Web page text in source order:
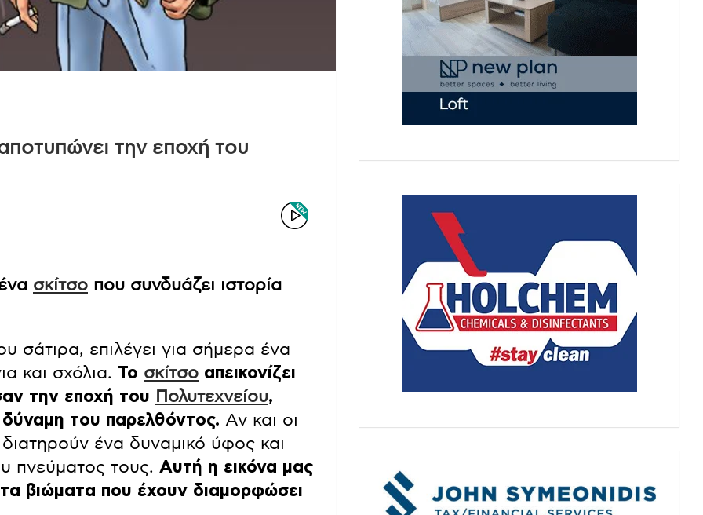
την εποχή του
σκίτσο που συνδυάζει ιστορία
σάτιρα, επιλέγει για σήμερα ένα
και σχόλια. Το σκίτσο απεικονίζει
την εποχή του Πολυτεχνείου,
του παρελθόντος. Αν και οι
ένα δυναμικό ύφος και
πνεύματος τους. Αυτή η εικόνα μας
τα βιώματα που έχουν διαμορφώσει